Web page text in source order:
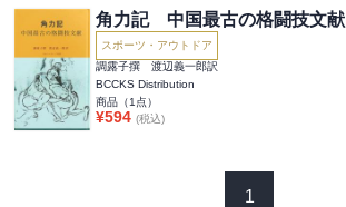
角力記 中国最古の格闘技文献
スポーツ・アウトドア
調露子撰 渡辺義一郎訳
BCCKS Distribution
商品（1 点）
¥594 (税込)
1